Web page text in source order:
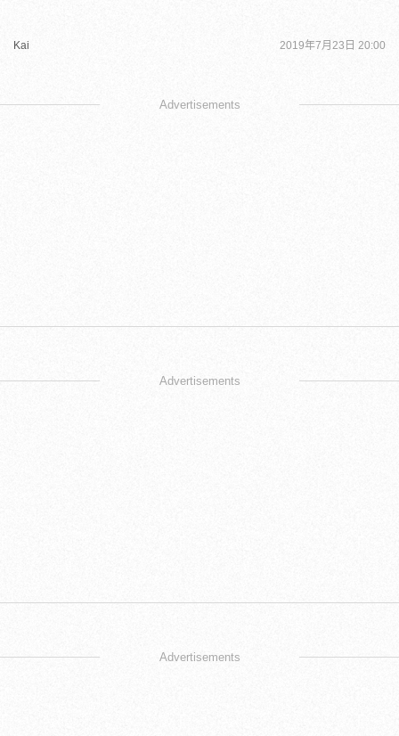
Kai 2019年7月23日 20:00
Advertisements
Advertisements
Advertisements